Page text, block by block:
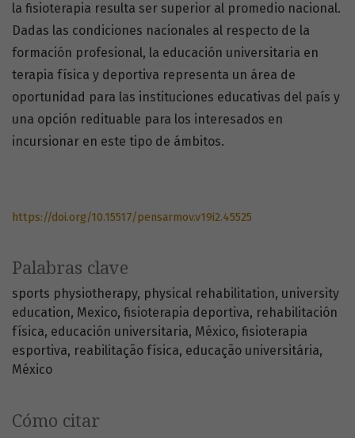
Palabras clave
sports physiotherapy physical rehabilitation university
education Mexico fisioterapia deportiva rehabilitación
física educación universitaria México fisioterapia
esportiva reabilitação física educação universitária
México
Cómo citar
la fisioterapia resulta ser superior al promedio nacional.
Dadas las condiciones nacionales al respecto de la
formación profesional, la educación universitaria en
terapia física y deportiva representa un área de
oportunidad para las instituciones educativas del país y
una opción redituable para los interesados en
incursionar en este tipo de ámbitos.
https://doi.org/10.15517/pensarmov.v19i2.45525